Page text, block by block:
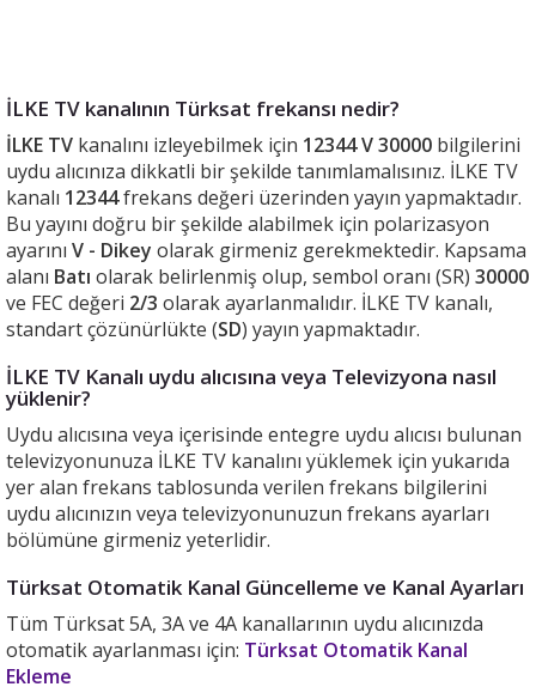
İLKE TV kanalının Türksat frekansı nedir?
İLKE TV kanalını izleyebilmek için 12344 V 30000 bilgilerini
uydu alıcınıza dikkatli bir şekilde tanımlamalısınız. İLKE TV
kanalı 12344frekans değeri üzerinden yayın yapmaktadır.
Bu yayını doğru bir şekilde alabilmek için polarizasyon
ayarını V - Dikey olarak girmeniz gerekmektedir. Kapsama
alanı Batı olarak belirlenmiş olup, sembol oranı (SR) 30000
ve FEC değeri 2/3 olarak ayarlanmalıdır. İLKE TV kanalı,
standart çözünürlükte (SD) yayın yapmaktadır.
İLKE TV Kanalı uydu alıcısına veya Televizyona nasıl
yüklenir?
Uydu alıcısına veya içerisinde entegre uydu alıcısı bulunan
televizyonunuza İLKE TV kanalını yüklemek için yukarıda
yer alan frekans tablosunda verilen frekans bilgilerini
uydu alıcınızın veya televizyonunuzun frekans ayarları
bölümüne girmeniz yeterlidir.
Türksat Otomatik Kanal Güncelleme ve Kanal Ayarları
Tüm Türksat 5A, 3A ve 4A kanallarının uydu alıcınızda
otomatik ayarlanması için: Türksat Otomatik Kanal
Ekleme